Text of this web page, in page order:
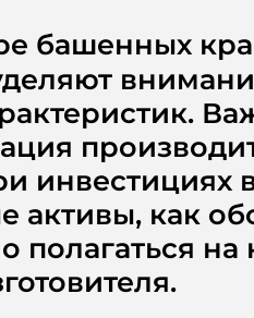
башенных
инвестициях
активы, как
полагаться на